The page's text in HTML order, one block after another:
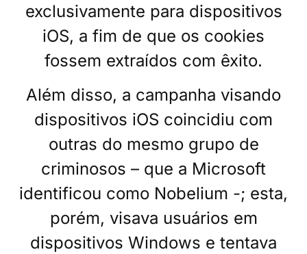
exclusivamente para dispositivos
iOS, a fim de que os cookies
fossem extraídos com êxito.
Além disso, a campanha visando
dispositivos iOS coincidiu com
outras do mesmo grupo de
criminosos – que a Microsoft
identificou como Nobelium -; esta,
porém, visava usuários em
dispositivos Windows e tentava